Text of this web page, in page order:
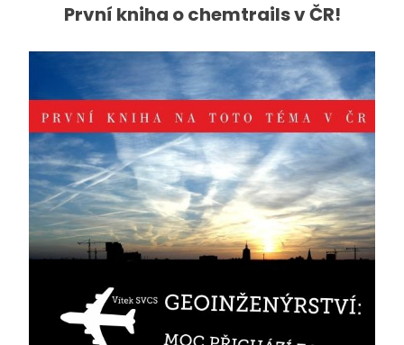
První kniha o chemtrails v ČR!